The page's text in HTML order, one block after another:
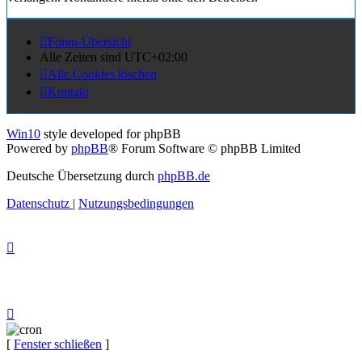
Foren-Übersicht
Alle Zeiten sind UTC+02:00
Alle Cookies löschen
Kontakt
Win10 style developed for phpBB
Powered by phpBB® Forum Software © phpBB Limited
Deutsche Übersetzung durch phpBB.de
Datenschutz
Nutzungsbedingungen
[ Fenster schließen ]